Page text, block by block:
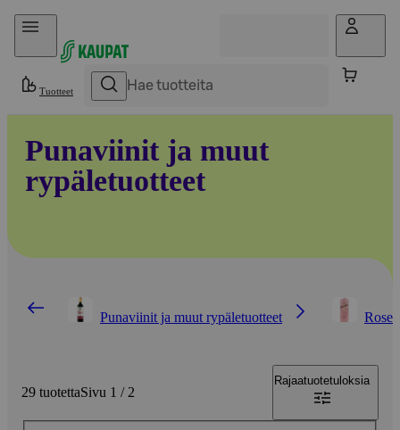
Hyppää sisältöön
Tuotteet
Punaviinit ja muut
rypäletuotteet
Punaviinit ja muut rypäletuotteet
29 tuotettaSivu 1 / 2
Rajaatuotetuloksia